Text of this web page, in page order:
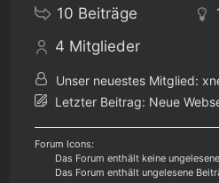
10 Beiträge
4 Mitglieder
Unser neuestes Mitglied:
Letzter Beitrag: Neue
Forum Icons:
Das Forum enthält keine
Das Forum enthält ungelesene